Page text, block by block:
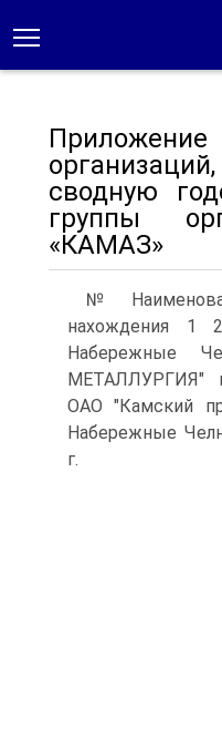
сводную
группы
«КАМАЗ»
№
нахождения
Набережные
МЕТАЛЛУРГИЯ"
ОАО "Камский
Набережные
г.